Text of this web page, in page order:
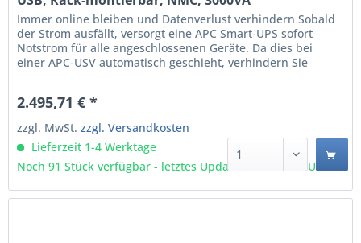
(SMT3000RMI2UNC)
Immer online bleiben und Datenverlust verhindern Sobald
der Strom ausfällt, versorgt eine APC Smart-UPS sofort
Notstrom für alle angeschlossenen Geräte. Da dies bei
einer APC-USV automatisch geschieht, verhindern Sie
Shutdown-Software können Sie kritische IT-Hardware
sogar...
2.495,71 € *
zzgl. MwSt.zzgl. Versandkosten
Lieferzeit 1-4 Werktage
Noch 91 Stück verfügbar - letztes Update 07.08 - 3:03 Uhr